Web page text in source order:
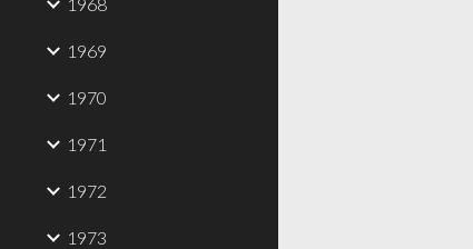
1969
1970
1971
1972
1973